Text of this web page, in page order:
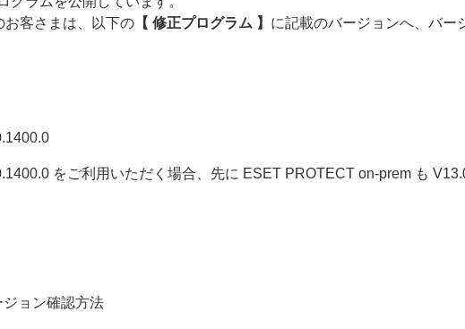
お客さまは、以下の 【 修正プログラム 】 に記載のバージョンへ、バー
をご利用いただく場合、先に ESET PROTECT on-prem も
ョン確認方法